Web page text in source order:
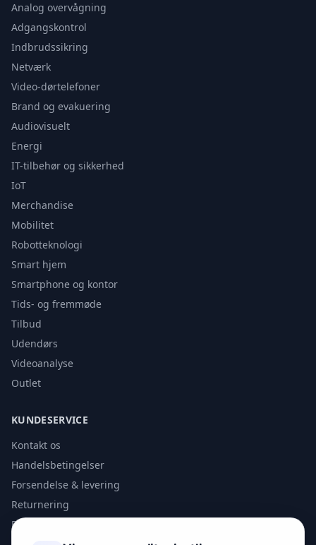
Analog overvågning
Adgangskontrol
Indbrudssikring
Netværk
Video-dørtelefoner
Brand og evakuering
Audiovisuelt
Energi
IT-tilbehør og sikkerhed
IoT
Merchandise
Mobilitet
Robotteknologi
Smart hjem
Smartphone og kontor
Tids- og fremmøde
Tilbud
Udendørs
Videoanalyse
Outlet
KUNDESERVICE
Kontakt os
Handelsbetingelser
Forsendelse & levering
Returnering
Privatlivspolitik